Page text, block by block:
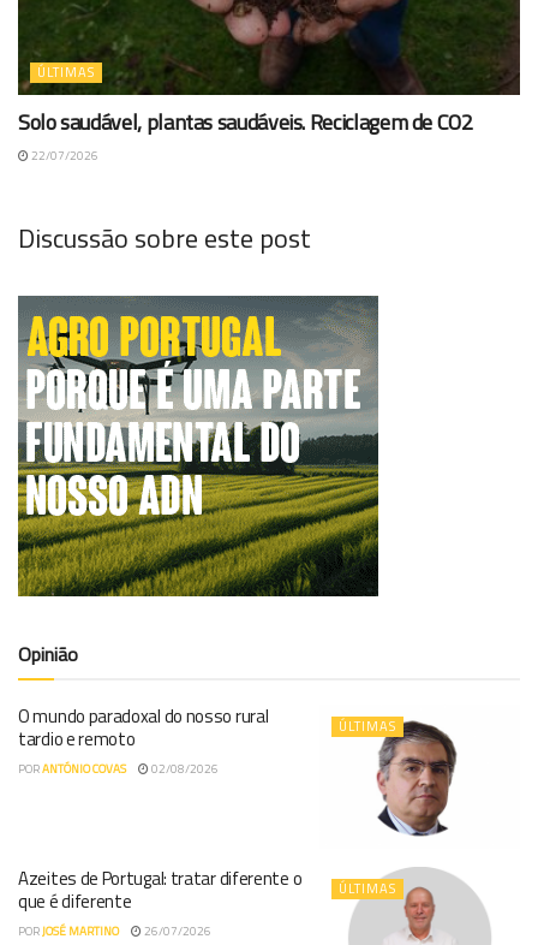
ÚLTIMAS
Solo saudável, plantas saudáveis. Reciclagem de CO2
22/07/2026
Discussão sobre este post
Opinião
ÚLTIMAS
O mundo paradoxal do nosso rural
tardio e remoto
PORANTÓNIO COVAS 02/08/2026
ÚLTIMAS
Azeites de Portugal: tratar diferente o
que é diferente
PORJOSÉ MARTINO 26/07/2026